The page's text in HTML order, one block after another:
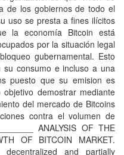
de los gobiernos de todo el
uso se presta a fines ilícitos
la economía Bitcoin está
por la situación legal
gubernamental. Esto
consumo e incluso a una
puesto que su emision es
demostrar mediante
del mercado de Bitcoins
contra el volumen de
ANALYSIS OF THE
OF BITCOIN MARKET.
and partially